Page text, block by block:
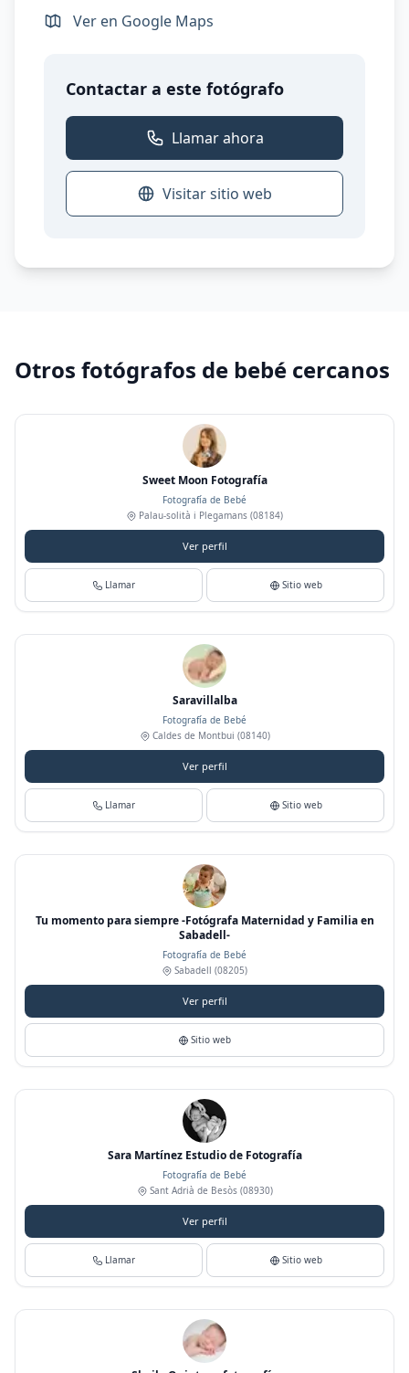
Ver en Google Maps
Contactar a este fotógrafo
Llamar ahora
Visitar sitio web
Otros fotógrafos de bebé cercanos
Sweet Moon Fotografía
Fotografía de Bebé
Palau-solità i Plegamans (08184)
Ver perfil
Llamar Sitio web
Saravillalba
Fotografía de Bebé
Caldes de Montbui (08140)
Ver perfil
Llamar Sitio web
Tu momento para siempre -Fotógrafa Maternidad y Familia en
Sabadell-
Fotografía de Bebé
Sabadell (08205)
Ver perfil
Sitio web
Sara Martínez Estudio de Fotografía
Fotografía de Bebé
Sant Adrià de Besòs(08930)
Ver perfil
Llamar Sitio web